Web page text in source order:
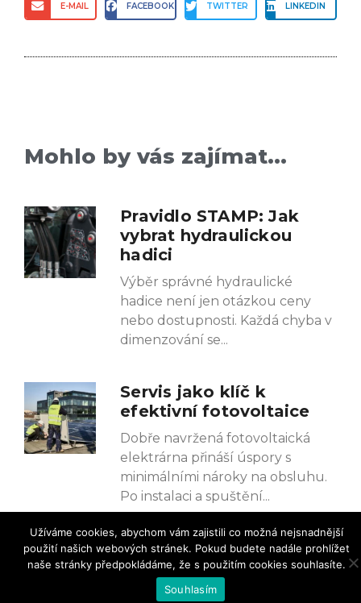
E-MAIL FACEBOOK TWITTER LINKEDIN
Mohlo by vás zajímat...
Pravidlo STAMP: Jak
vybrat hydraulickou
hadici
Výběr správné hydraulické
hadice není jen otázkou ceny
nebo dostupnosti. Každá chyba v
dimenzování se
Servis jako klíč k
efektivní fotovoltaice
Dobře navržená fotovoltaická
elektrárna přináší úspory s
minimálními nároky na obsluhu.
Po instalaci a spuštění
EET Group spojuje síly
se SystemHouse
Solutions
Užíváme cookies, abychom vám zajistili co možná nejsnadnější
použití našich webových stránek. Pokud budete nadále prohlížet
naše stránky předpokládáme, že s použitím cookies souhlasíte.
Souhlasím